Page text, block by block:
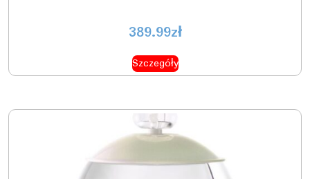
389.99zł
Szczegóły